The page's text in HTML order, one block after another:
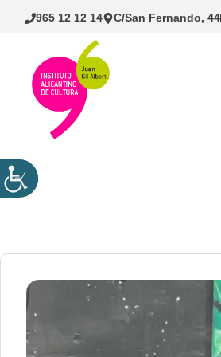
Saltar
965 12 12 14 C/San Fernando, 44